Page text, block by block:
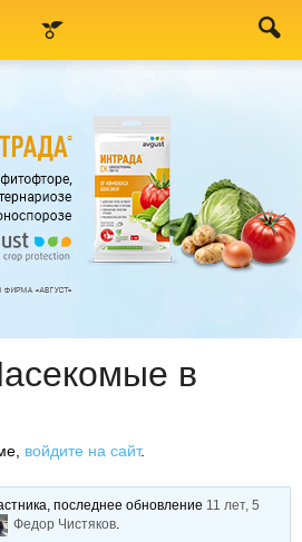
в
войдите на сайт.
последнее обновление 11 лет, 5
Федор Чистяков.